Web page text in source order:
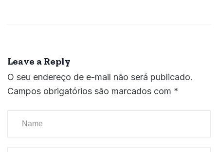
Leave a Reply
O seu endereço de e-mail não será publicado.
Campos obrigatórios são marcados com *